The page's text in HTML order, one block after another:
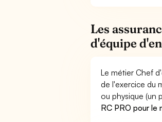
Les
d'équipe
Le métier Chef
de l'exercice du
ou physique (un
RC PRO pour le